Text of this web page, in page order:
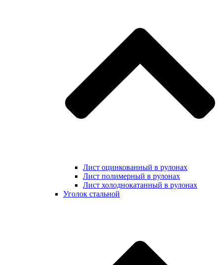
Лист оцинкованный в рулонах
Лист полимерный в рулонах
Лист холоднокатанный в рулонах
Уголок стальной